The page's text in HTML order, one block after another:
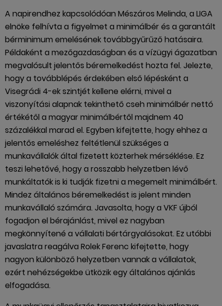
A napirendhez kapcsolódóan Mészáros Melinda, a LIGA
elnöke felhívta a figyelmet a minimálbér és a garantált
bérminimum emelésének továbbgyűrűző hatásaira.
Példaként a mezőgazdaságban és a vízügyi ágazatban
megvalósult jelentős béremelkedést hozta fel. Jelezte,
hogy a továbblépés érdekében első lépésként a
Visegrádi 4-ek szintjét kellene elérni, mivel a
viszonyítási alapnak tekinthető cseh minimálbér nettó
értékétől a magyar minimálbértől majdnem 40
százalékkal marad el. Egyben kifejtette, hogy ehhez a
jelentős emeléshez feltétlenül szükséges a
munkavállalók által fizetett közterhek mérséklése. Ez
teszi lehetővé, hogy a rosszabb helyzetben lévő
munkáltatók is ki tudják fizetni a megemelt minimálbért.
Mindez általános béremelkedést is jelent minden
munkavállaló számára. Javasolta, hogy a VKF újból
fogadjon el bérajánlást, mivel ez nagyban
megkönnyítené a vállalati bértárgyalásokat. Ez utóbbi
javaslatra reagálva Rolek Ferenc kifejtette, hogy
nagyon különböző helyzetben vannak a vállalatok,
ezért nehézségekbe ütközik egy általános ajánlás
elfogadása.